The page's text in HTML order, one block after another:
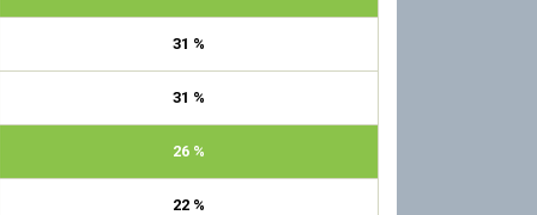
31 %
31 %
26 %
22 %